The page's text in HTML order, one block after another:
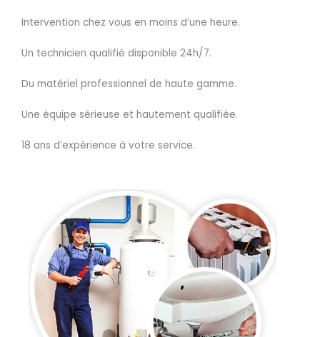
Intervention chez vous en moins d’une heure.
Un technicien qualifié disponible 24h/7.
Du matériel professionnel de haute gamme.
Une équipe sérieuse et hautement qualifiée.
18 ans d’expérience à votre service.